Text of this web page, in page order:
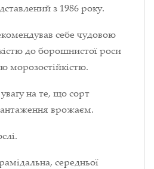
з 1986 року.
себе чудовою
до борошнистої роси
морозостійкістю.
на те, що сорт
врожаєм.
середньої